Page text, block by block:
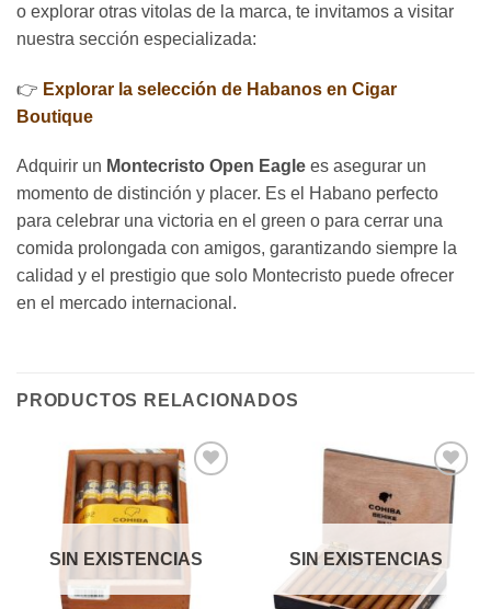
o explorar otras vitolas de la marca, te invitamos a visitar
nuestra sección especializada:
👉 Explorar la selección de Habanos en Cigar
Boutique
Adquirir un Montecristo Open Eagle es asegurar un
momento de distinción y placer. Es el Habano perfecto
para celebrar una victoria en el green o para cerrar una
comida prolongada con amigos, garantizando siempre la
calidad y el prestigio que solo Montecristo puede ofrecer
en el mercado internacional.
PRODUCTOS RELACIONADOS
Añadir
lista de
SIN EXISTENCIAS
Añadir
a la
lista de
SIN EXISTENCIAS